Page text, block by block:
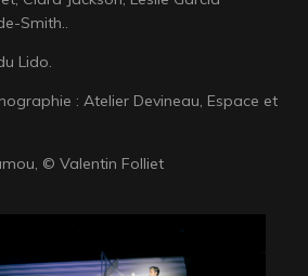
Smith..
Lido.
: Atelier Devineau, Espace et
© Valentin Folliet